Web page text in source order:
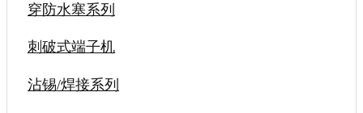
穿防水塞系列
刺破式端子机
沾锡/焊接系列